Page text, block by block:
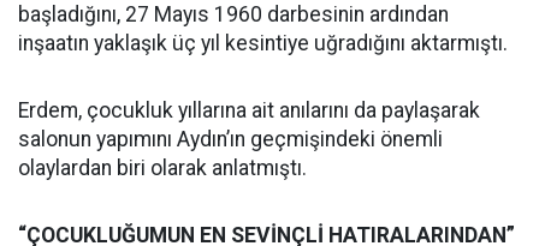
başladığını, 27 Mayıs 1960 darbesinin ardından
inşaatın yaklaşık üç yıl kesintiye uğradığını aktarmıştı.
Erdem, çocukluk yıllarına ait anılarını da paylaşarak
salonun yapımını Aydın’ın geçmişindeki önemli
olaylardan biri olarak anlatmıştı.
“ÇOCUKLUĞUMUN EN SEVİNÇLİ HATIRALARINDAN”